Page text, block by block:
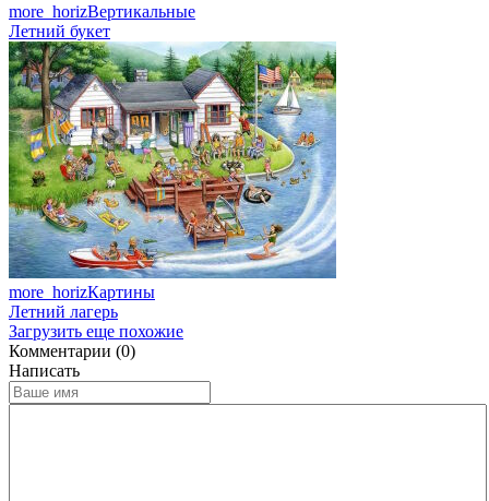
more_horizВертикальные
Летний букет
more_horizКартины
Летний лагерь
Загрузить еще похожие
Комментарии (0)
Написать